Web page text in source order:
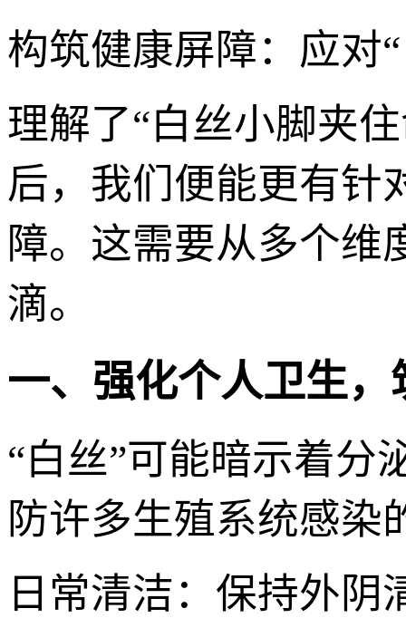
构筑健康屏障：应对
理解了“白丝小脚夹
后，我们便能更有针
障。这需要从多个维
滴。
一、强化个人卫生
“白丝”可能暗示着分
防许多生殖系统感染
日常清洁：保持外